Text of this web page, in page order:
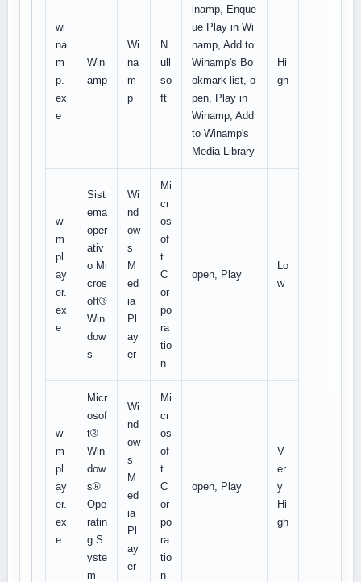
wi
na
m
p.
ex
e
Win
amp
Wi
na
m
p
N
ull
so
ft
inamp, Enque
ue Play in Wi
namp, Add to
Winamp's Bo
okmark list, o
pen, Play in
Winamp, Add
to Winamp's
Media Library
Hi
gh
w
m
pl
ay
er.
ex
e
Sist
ema
oper
ativ
o Mi
cros
oft®
Win
dow
s
Wi
nd
ow
s
M
ed
ia
Pl
ay
er
Mi
cr
os
of
t
C
or
po
ra
tio
n
open, Play
Lo
w
w
m
pl
ay
er.
ex
e
Micr
osof
t®
Win
dow
s®
Ope
ratin
g S
yste
m
Wi
nd
ow
s
M
ed
ia
Pl
ay
er
Mi
cr
os
of
t
C
or
po
ra
tio
n
open, Play
V
er
y
Hi
gh